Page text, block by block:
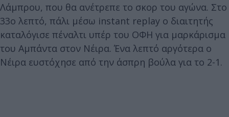
Λάμπρου, που θα ανέτρεπε το σκορ του αγώνα. Στο
33ο λεπτό, πάλι μέσω instant replay ο διαιτητής
καταλόγισε πέναλτι υπέρ του ΟΦΗ για μαρκάρισμα
του Αμπάντα στον Νέιρα. Ένα λεπτό αργότερα ο
Νέιρα ευστόχησε από την άσπρη βούλα για το 2-1.